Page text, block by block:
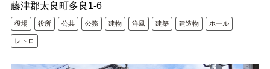
藤津郡太良町多良1-6
役場 役所 公共 公務 建物 洋風 建築 建造物 ホール
レトロ